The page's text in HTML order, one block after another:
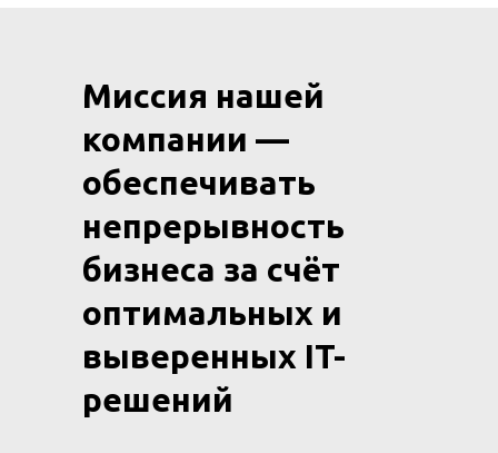
Миссия нашей
компании —
обеспечивать
непрерывность
бизнеса за счёт
оптимальных и
выверенных IT-
решений